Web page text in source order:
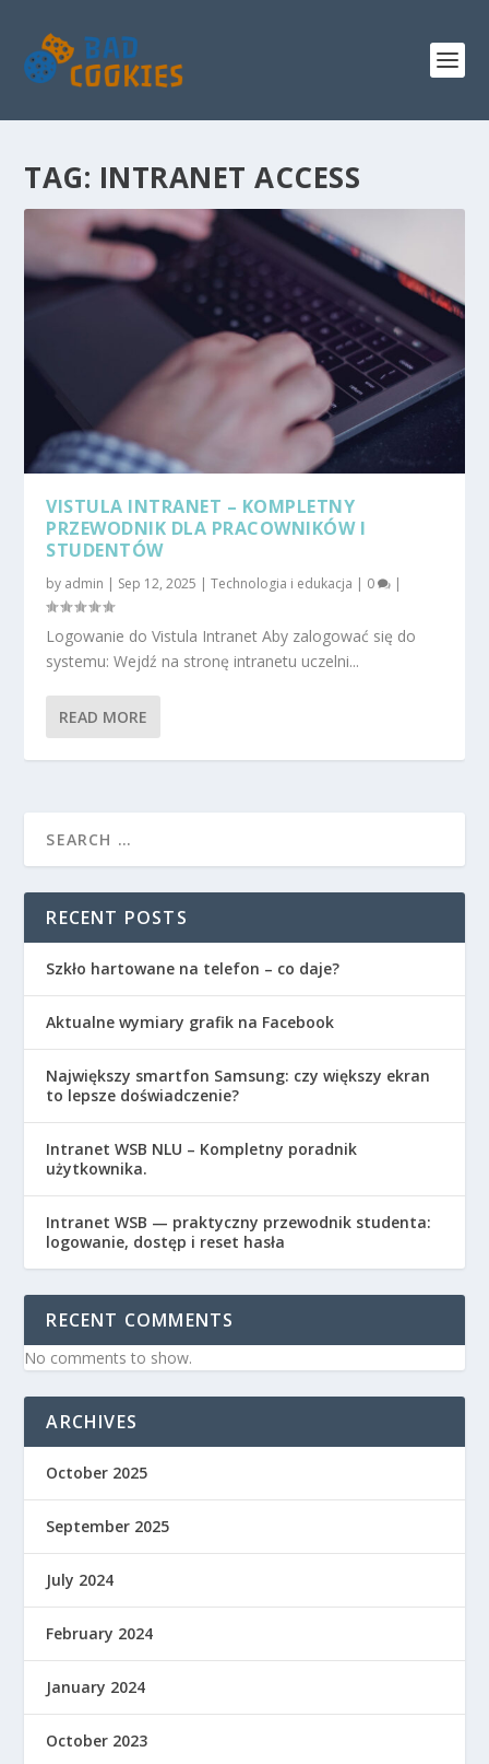
TAG: INTRANET ACCESS
VISTULA INTRANET – KOMPLETNY
PRZEWODNIK DLA PRACOWNIKÓW I
STUDENTÓW
by admin | Sep 12, 2025 |Technologia i edukacja | 0 |
Logowanie do Vistula Intranet Aby zalogować się do
systemu: Wejdź na stronę intranetu uczelni...
READ MORE
RECENT POSTS
Szkło hartowane na telefon – co daje?
Aktualne wymiary grafik na Facebook
Największy smartfon Samsung: czy większy ekran
to lepsze doświadczenie?
Intranet WSB NLU – Kompletny poradnik
użytkownika.
Intranet WSB — praktyczny przewodnik studenta:
logowanie, dostęp i reset hasła
RECENT COMMENTS
No comments to show.
ARCHIVES
October 2025
September 2025
July 2024
February 2024
January 2024
October 2023